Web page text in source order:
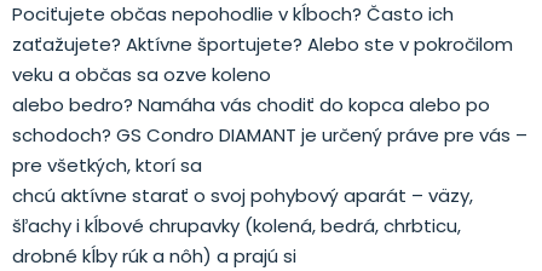
Pociťujete občas nepohodlie v kĺboch? Často ich
zaťažujete? Aktívne športujete? Alebo ste v pokročilom
veku a občas sa ozve koleno
alebo bedro? Namáha vás chodiť do kopca alebo po
schodoch? GS Condro DIAMANT je určený práve pre vás –
pre všetkých, ktorí sa
chcú aktívne starať o svoj pohybový aparát – väzy,
šľachy i kĺbové chrupavky (kolená, bedrá, chrbticu,
drobné kĺby rúk a nôh) a prajú si